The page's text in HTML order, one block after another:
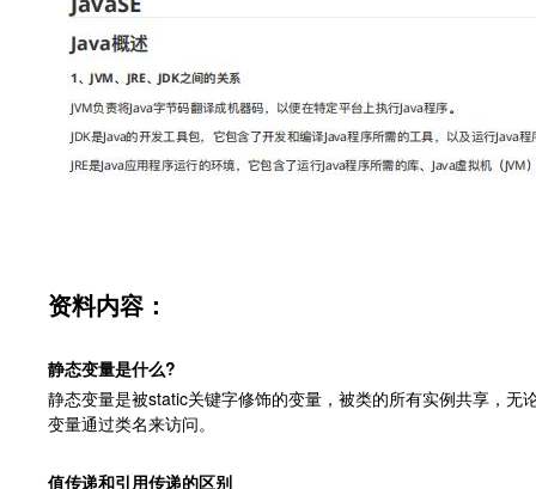
资料内容：
静态变量是什么?
静态变量是被static关键字修饰的变量，被类的所有实例共享，
变量通过类名来访问。
值传递和引用传递的区别